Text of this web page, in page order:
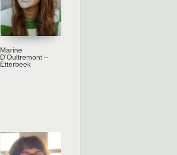
Marine
D’Oultremont –
Etterbeek